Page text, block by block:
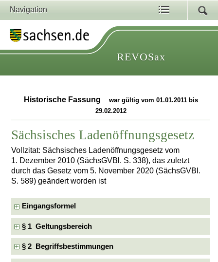
Navigation
REVOSax
Historische Fassung
war gültig vom 01.01.2011 bis
29.02.2012
Sächsisches Ladenöffnungsgesetz
Vollzitat: Sächsisches Ladenöffnungsgesetz vom
1. Dezember 2010 (SächsGVBl. S. 338), das zuletzt
durch das Gesetz vom 5. November 2020 (SächsGVBl.
S. 589) geändert worden ist
Eingangsformel
§ 1 Geltungsbereich
§ 2 Begriffsbestimmungen